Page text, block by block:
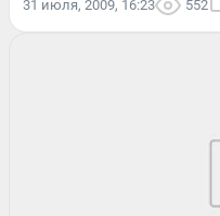
31 июля, 2009, 16:23 552